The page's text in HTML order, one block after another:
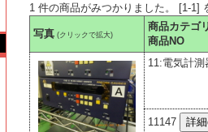
1 件の商品がみつかりました。 [1-1]
写真 (クリックで拡大)
商品カテゴ
商品NO
11:電気計測
11147